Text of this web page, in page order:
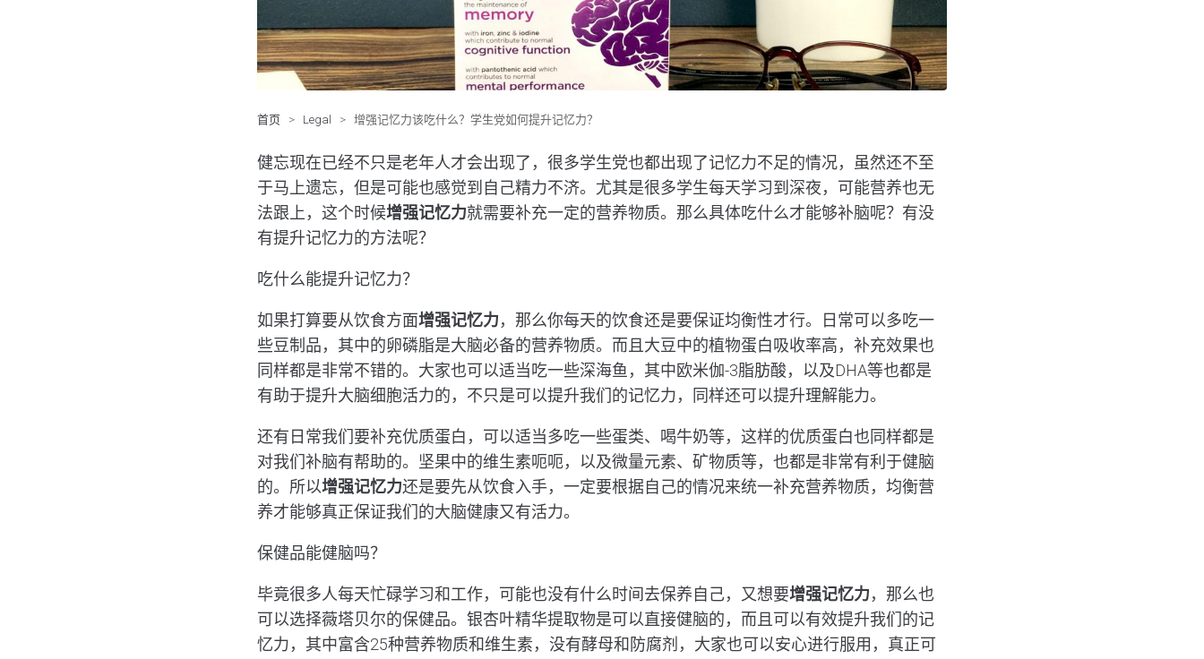
首页 > Legal > 增强记忆力该吃什么？学生党如何提升记忆力？
健忘现在已经不只是老年人才会出现了，很多学生党也都出现了记忆力不足的情况，虽然还不至
于马上遗忘，但是可能也感觉到自己精力不济。尤其是很多学生每天学习到深夜，可能营养也无
法跟上，这个时候增强记忆力就需要补充一定的营养物质。那么具体吃什么才能够补脑呢？有没
有提升记忆力的方法呢？
吃什么能提升记忆力？
如果打算要从饮食方面增强记忆力，那么你每天的饮食还是要保证均衡性才行。日常可以多吃一
些豆制品，其中的卵磷脂是大脑必备的营养物质。而且大豆中的植物蛋白吸收率高，补充效果也
同样都是非常不错的。大家也可以适当吃一些深海鱼，其中欧米伽-3脂肪酸，以及DHA等也都是
有助于提升大脑细胞活力的，不只是可以提升我们的记忆力，同样还可以提升理解能力。
还有日常我们要补充优质蛋白，可以适当多吃一些蛋类、喝牛奶等，这样的优质蛋白也同样都是
对我们补脑有帮助的。坚果中的维生素呃呃，以及微量元素、矿物质等，也都是非常有利于健脑
的。所以增强记忆力还是要先从饮食入手，一定要根据自己的情况来统一补充营养物质，均衡营
养才能够真正保证我们的大脑健康又有活力。
保健品能健脑吗？
毕竟很多人每天忙碌学习和工作，可能也没有什么时间去保养自己，又想要增强记忆力，那么也
可以选择薇塔贝尔的保健品。银杏叶精华提取物是可以直接健脑的，而且可以有效提升我们的记
忆力，其中富含25种营养物质和维生素，没有酵母和防腐剂，大家也可以安心进行服用，真正可